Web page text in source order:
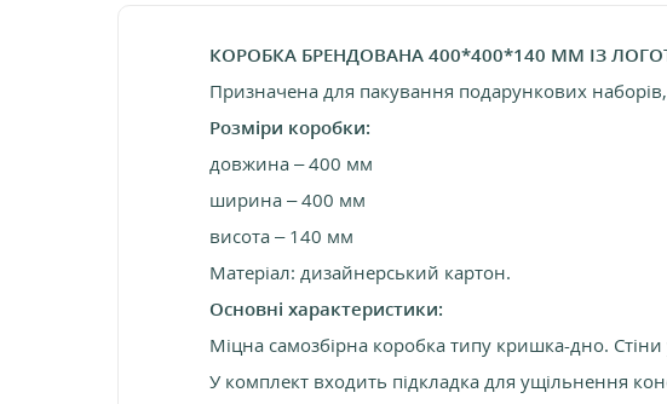
КОРОБКА БРЕНДОВАНА 400*400*140 ММ ІЗ
Призначена для пакування подарункових наборів,
Розміри коробки:
довжина – 400 мм
ширина – 400 мм
висота – 140 мм
Матеріал: дизайнерський картон.
Основні характеристики:
Міцна самозбірна коробка типу кришка-дно.
У комплект входить підкладка для ущільнення